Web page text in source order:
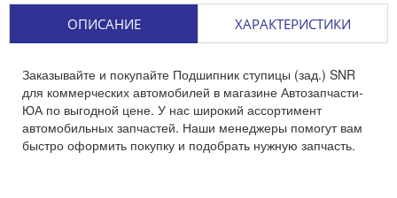
ОПИСАНИЕ ХАРАКТЕРИСТИКИ
Заказывайте и покупайте Подшипник ступицы (зад.) SNR
для коммерческих автомобилей в магазине Автозапчасти-
ЮА по выгодной цене. У нас широкий ассортимент
автомобильных запчастей. Наши менеджеры помогут вам
быстро оформить покупку и подобрать нужную запчасть.